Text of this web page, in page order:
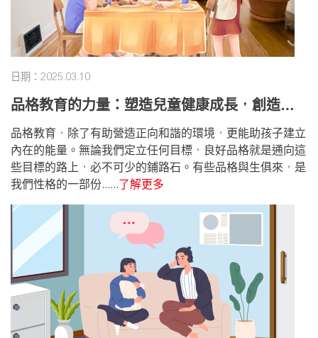
日期：2025.03.10
品格教育的力量：塑造兒童健康成長，創造精
品格教育，除了有助營造正向和諧的環境，更能助孩子建立
內在的能量。無論我們定立任何目標，良好品格就是通向這
些目標的路上，必不可少的鋪路石。有些品格與生俱來，是
我們性格的一部份......了解更多